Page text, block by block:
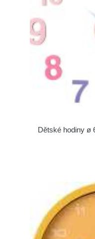
Dětské hodiny ø